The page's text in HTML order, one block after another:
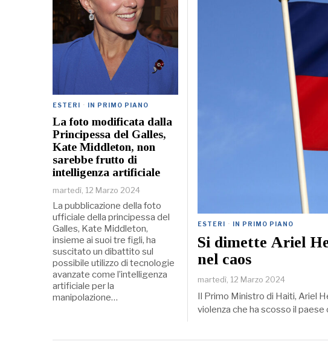
ESTERI · IN PRIMO PIANO
Si dimette Ariel
nel caos
martedì, 12 Marzo 2024
Il Primo Ministro di Haiti, Ariel
violenza che ha scosso il
ESTERI · IN PRIMO PIANO
La foto modificata dalla
Principessa del Galles,
Kate Middleton, non
sarebbe frutto di
intelligenza artificiale
martedì, 12 Marzo 2024
La pubblicazione della foto
ufficiale della principessa del
Galles, Kate Middleton,
insieme ai suoi tre figli, ha
suscitato un dibattito sul
possibile utilizzo di tecnologie
avanzate come l’intelligenza
artificiale per la
manipolazione…